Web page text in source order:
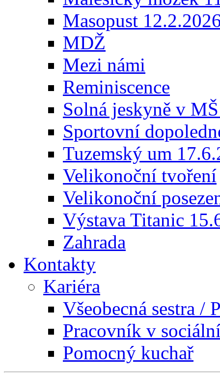
Masopust
MDŽ
Mezi námi
Reminiscence
Solná jeskyně v
Sportovní
Tuzemský um
Velikonoční tvoření
Velikonoční
Výstava Titanic
Zahrada
Kontakty
Kariéra
Všeobecná sestra /
Pracovník v
Pomocný kuchař